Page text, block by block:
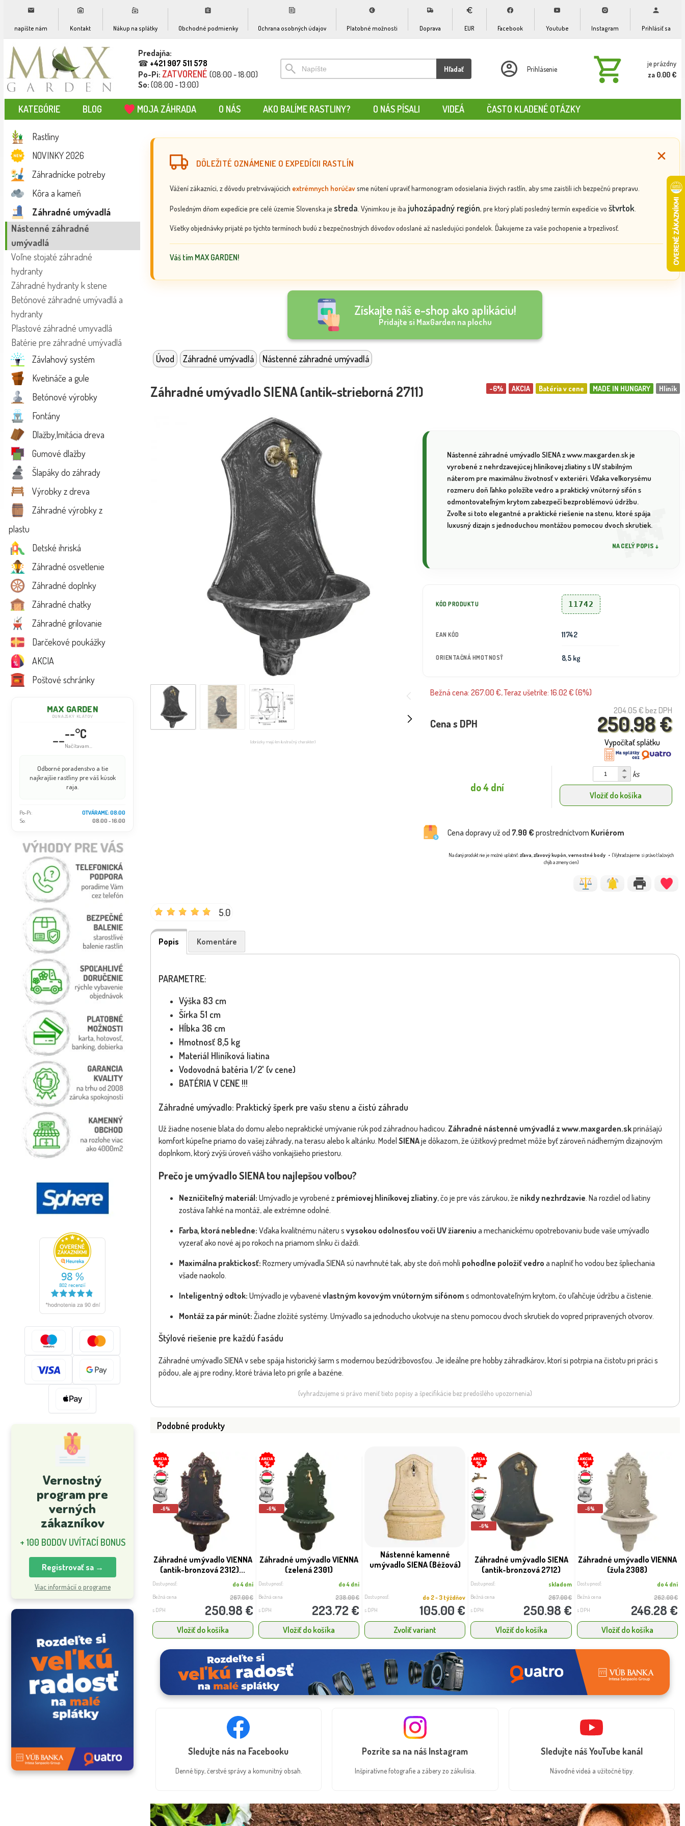
napíšte nám Kontakt Nákup na splátky Obchodné podmienky Ochrana osobných údajov Platobné možnosti Doprava EUR Facebook Youtube Instagram Prihlásiť sa
Predajňa:
☎ +421 907 511 578
Po-Pi: ZATVORENÉ (08:00 - 18:00)
So: (08:00 - 13:00)
Hľadať Prihlásenie
je prázdny
za 0.00 €
KATEGÓRIE BLOG MOJA ZÁHRADA O NÁS AKO BALÍME RASTLINY? O NÁS PÍSALI VIDEÁ ČASTO KLADENÉ OTÁZKY
Rastliny
NOVINKY 2026
Záhradnícke potreby
Kôra a kameň
Záhradné umývadlá
Nástenné záhradné
umývadlá
Voľne stojaté záhradné
hydranty
Záhradné hydranty k stene
Betónové záhradné umývadlá a
hydranty
Plastové záhradné umyvadlá
Batérie pre záhradné umývadlá
Závlahový systém
Kvetináče a gule
Betónové výrobky
Fontány
Dlažby,Imitácia dreva
Gumové dlažby
Šlapáky do záhrady
Výrobky z dreva
Záhradné výrobky z
plastu
Detské ihriská
Záhradné osvetlenie
Záhradné doplnky
Záhradné chatky
Záhradné grilovanie
Darčekové poukážky
AKCIA
Poštové schránky
MAX GARDEN
DUNAJSKÝ KLÁTOV
----°C
Načítavam...
Odborné poradenstvo a tie
najkrajšie rastliny pre váš kúsok
raja.
Po-Pi:
OTVÁRAME: 08:00
So:
08:00 - 16:00
Vernostný
program pre
verných
zákazníkov
+ 100 BODOV UVÍTACÍ BONUS
Registrovať sa →
Viac informácií o programe
DÔLEŽITÉ OZNÁMENIE O EXPEDÍCII RASTLÍN
Vážení zákazníci, z dôvodu pretrvávajúcich extrémnych horúčavsme nútení upraviť harmonogram odosielania živých rastlín, aby sme zaistili ich bezpečnú prepravu.
Posledným dňom expedície pre celé územie Slovenska je streda . Výnimkou je iba juhozápadný región, pre ktorý platí posledný termín expedície vo štvrtok.
Všetky objednávky prijaté po týchto termínoch budú z bezpečnostných dôvodov odoslané až nasledujúci pondelok. Ďakujeme za vaše pochopenie a trpezlivosť.
Váš tím MAX GARDEN!
Získajte náš e-shop ako aplikáciu!
Pridajte si MaxGarden na plochu
Úvod Záhradné umývadlá Nástenné záhradné umývadlá
Hliník
MADE IN HUNGARY
Batéria v cene
AKCIA
-6%
Záhradné umývadlo SIENA (antik-strieborná 2711)
(obrázky majú len ilustračný charakter)
Nástenné záhradné umývadlo SIENA z www.maxgarden.sk je
vyrobené z nehrdzavejúcej hliníkovej zliatiny s UV stabilným
náterom pre maximálnu životnosť v exteriéri. Vďaka veľkorysému
rozmeru doň ľahko položíte vedro a praktický vnútorný sifón s
odmontovateľným krytom zabezpečí bezproblémovú údržbu.
Zvoľte si toto elegantné a praktické riešenie na stenu, ktoré spája
luxusný dizajn s jednoduchou montážou pomocou dvoch skrutiek.
NA CELÝ POPIS ↓
KÓD PRODUKTU 11742
EAN KÓD 11742
ORIENTAČNÁ HMOTNOSŤ 8,5 kg
Bežná cena: 267.00 €, Teraz ušetríte: 16.02 € (6%)
204.05 € bez DPH
250.98 €
Cena s DPH
Vypočítať splátku
do 4 dní
ks
Vložiť do košíka
Cena dopravy už od 7.90 € prostredníctvom Kuriérom
Na daný produkt nie je možné uplatniť:zľava, zľavový kupón, vernostné body
(Vyhradzujeme si právo tlačových
chýb a zmeny cien)
5.0
Popis Komentáre
PARAMETRE:
Výška 83 cm
Šírka 51 cm
Hĺbka 36 cm
Hmotnosť 8,5 kg
Materiál Hliníková liatina
Vodovodná batéria 1/2' (v cene)
BATÉRIA V CENE !!!
Záhradné umývadlo: Praktický šperk pre vašu stenu a čistú záhradu
Už žiadne nosenie blata do domu alebo nepraktické umývanie rúk pod záhradnou hadicou. Záhradné nástenné umývadlá z www.maxgarden.skprinášajú
komfort kúpeľne priamo do vašej záhrady, na terasu alebo k altánku. Model SIENAje dôkazom, že úžitkový predmet môže byť zároveň nádherným dizajnovým
doplnkom, ktorý zvýši úroveň vášho vonkajšieho priestoru.
Prečo je umývadlo SIENA tou najlepšou voľbou?
Nezničiteľný materiál: Umývadlo je vyrobené z prémiovej hliníkovej zliatiny, čo je pre vás zárukou, že nikdy nezhrdzavie. Na rozdiel od liatiny
zostáva ľahké na montáž, ale extrémne odolné.
Farba, ktorá nebledne: Vďaka kvalitnému náteru s vysokou odolnosťou voči UV žiareniu a mechanickému opotrebovaniu bude vaše umývadlo
vyzerať ako nové aj po rokoch na priamom slnku či daždi.
Maximálna praktickosť: Rozmery umývadla SIENA sú navrhnuté tak, aby ste doň mohli pohodlne položiť vedro a naplniť ho vodou bez špliechania
všade naokolo.
Inteligentný odtok: Umývadlo je vybavené vlastným kovovým vnútorným sifónom s odmontovateľným krytom, čo uľahčuje údržbu a čistenie.
Montáž za pár minút: Žiadne zložité systémy. Umývadlo sa jednoducho ukotvuje na stenu pomocou dvoch skrutiek do vopred pripravených otvorov.
Štýlové riešenie pre každú fasádu
Záhradné umývadlo SIENA v sebe spája historický šarm s modernou bezúdržbovosťou. Je ideálne pre hobby záhradkárov, ktorí si potrpia na čistotu pri práci s
pôdou, ale aj pre rodiny, ktoré trávia leto pri grile a bazéne.
(vyhradzujeme si právo meniť tieto popisy a špecifikácie bez predošlého upozornenia)
Podobné produkty
-6%
Záhradné umývadlo VIENNA
(antik-bronzová 2312)...
Dostupnosť: do 4 dní
Bežná cena 267.00 €
s DPH 250.98 €
Vložiť do košíka
-6%
Záhradné umývadlo VIENNA
(zelená 2301)
Dostupnosť: do 4 dní
Bežná cena 238.00 €
s DPH 223.72 €
Vložiť do košíka
Nástenné kamenné
umývadlo SIENA (Béžová)
Dostupnosť: do 2 - 3 týždňov
s DPH 105.00 €
Zvoliť variant
-6%
Záhradné umývadlo SIENA
(antik-bronzová 2712)
Dostupnosť: skladom
Bežná cena 267.00 €
s DPH 250.98 €
Vložiť do košíka
-6%
Záhradné umývadlo VIENNA
(žula 2308)
Dostupnosť: do 4 dní
Bežná cena 262.00 €
s DPH 246.28 €
Vložiť do košíka
Sledujte nás na Facebooku
Denné tipy, čerstvé správy a komunitný obsah.
Pozrite sa na náš Instagram
Inšpiratívne fotografie a zábery zo zákulisia.
Sledujte náš YouTube kanál
Návodné videá a užitočné tipy.